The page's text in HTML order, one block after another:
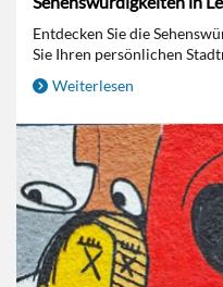
Entdecken Sie die
Sie Ihren persönlichen
Weiterlesen